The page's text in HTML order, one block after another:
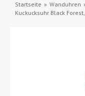
Startseite
Wanduhren
Kuckucksuhr Black